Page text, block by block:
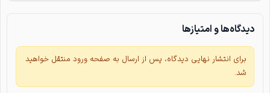
دیدگاه‌ها و امتیازها
برای انتشار نهایی دیدگاه، پس از ارسال به صفحه ورود منتقل خواهید
شد.